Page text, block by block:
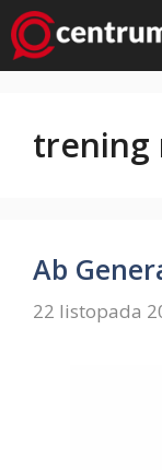
Przejdź
do
treści
trening
Ab
22 listopada